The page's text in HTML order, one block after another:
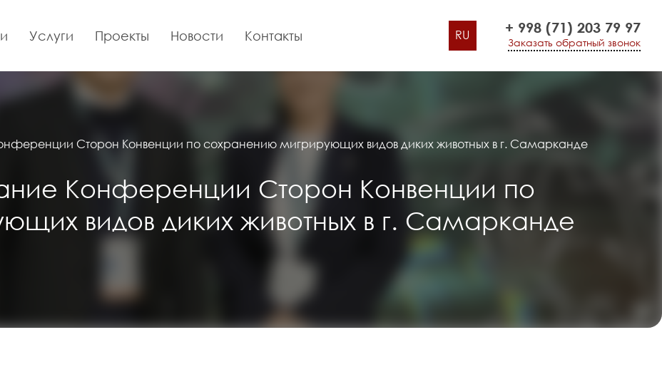
Услуги Проекты Новости Контакты RU + 998 (71) 203 79 97
Заказать обратный звонок
Сторон Конвенции по сохранению мигрирующих видов диких животных в г. Самарканде
Конференции Сторон Конвенции по
видов диких животных в г. Самарканде